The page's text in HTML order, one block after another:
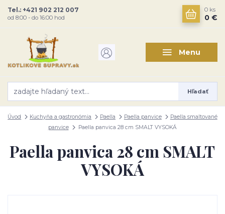
Menu
Hľadať
Tel.: +421 902 212 007
od 8:00 - do 16:00 hod
0 ks
0 €
Úvod Kuchyňa a gastronómia Paella Paella panvice
Paella smaltované
panvice
Paella panvica 28 cm SMALT VYSOKÁ
Paella panvica 28 cm SMALT
VYSOKÁ